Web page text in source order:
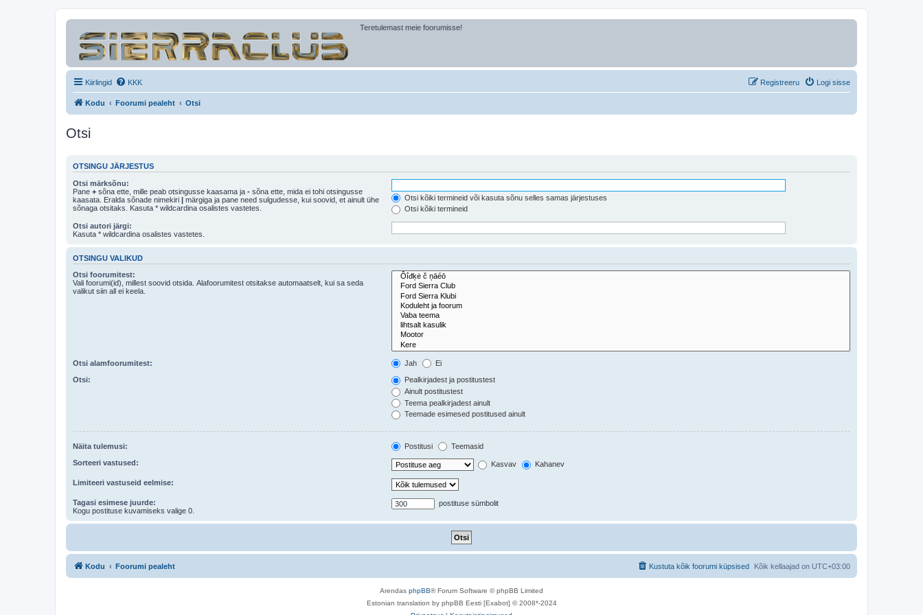
Teretulemast meie foorumisse!
Kiirlingid KKK Logi sisse
Registreeru
Kodu Foorumi pealeht Otsi
Otsi
OTSINGU JÄRJESTUS
Otsi märksõnu:
Pane + sõna ette, mille peab otsingusse kaasama ja - sõna ette, mida ei tohi otsingusse
kaasata. Eralda sõnade nimekiri | märgiga ja pane need sulgudesse, kui soovid, et ainult ühe
sõnaga otsitaks. Kasuta * wildcardina osalistes vastetes.
Otsi kõiki termineid või kasuta sõnu selles samas järjestuses
Otsi kõiki termineid
Otsi autori järgi:
Kasuta * wildcardina osalistes vastetes.
OTSINGU VALIKUD
Otsi foorumitest:
Vali foorumi(id), millest soovid otsida. Alafoorumitest otsitakse automaatselt, kui sa seda
valikut siin all ei keela.
Otsi alamfoorumitest: Jah Ei
Otsi:
Pealkirjadest ja postitustest
Ainult postitustest
Teema pealkirjadest ainult
Teemade esimesed postitused ainult
Näita tulemusi: Postitusi Teemasid
Sorteeri vastused: Kasvav Kahanev
Limiteeri vastuseid eelmise:
Tagasi esimese juurde:
Kogu postituse kuvamiseks valige 0.
postituse sümbolit
Kodu Foorumi pealeht Kõik kellaajad on UTC+03:00
Kustuta kõik foorumi küpsised
Arendas phpBB® Forum Software © phpBB Limited
Estonian translation by phpBB Eesti [Exabot] © 2008*-2024